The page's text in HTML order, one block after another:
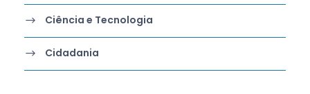
Ciência e Tecnologia
Cidadania